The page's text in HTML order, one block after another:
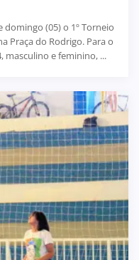
domingo (05) o 1º Torneio
Praça do Rodrigo. Para o
masculino e feminino, ...